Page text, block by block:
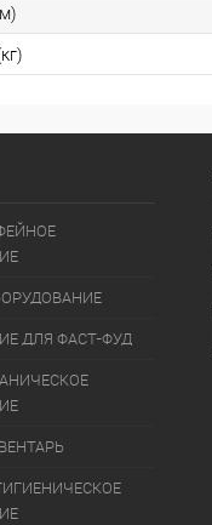
ДЛЯ ФАСТ-ФУД